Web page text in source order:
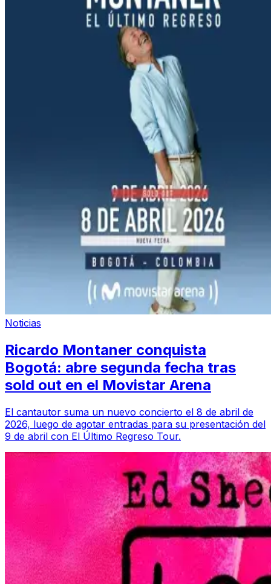
Noticias
Ricardo Montaner conquista
Bogotá: abre segunda fecha tras
sold out en el Movistar Arena
El cantautor suma un nuevo concierto el 8 de abril de
2026, luego de agotar entradas para su presentación del
9 de abril con El Último Regreso Tour.